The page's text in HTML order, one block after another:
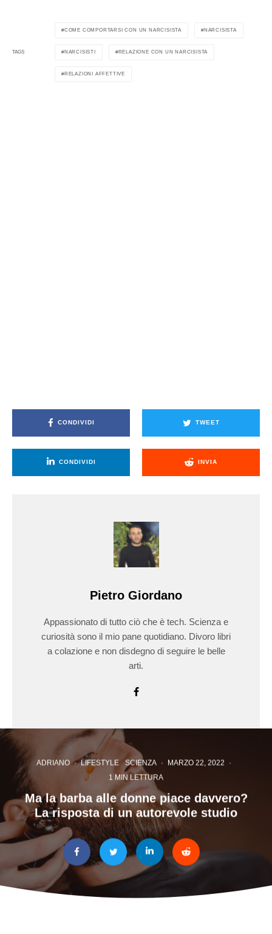
TAGS
COME COMPORTARSI CON UN NARCISISTA NARCISISTA
NARCISISTI RELAZIONE CON UN NARCISISTA
RELAZIONI AFFETTIVE
CONDIVIDI TWEET
CONDIVIDI INVIA
Pietro Giordano
Appassionato di tutto ciò che è tech. Scienza e
curiosità sono il mio pane quotidiano. Divoro libri
a colazione e non disdegno di seguire le belle
arti.
ADRIANO · LIFESTYLE SCIENZA · MARZO 22, 2022
·
1 MIN LETTURA
Ma la barba alle donne piace davvero?
La risposta di un autorevole studio